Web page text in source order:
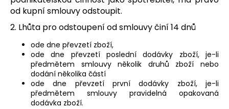
od kupní smlouvy odstoupit.
2. Lhůta pro odstoupení od smlouvy činí 14 dnů
ode dne převzetí zboží,
ode dne převzetí poslední dodávky zboží, je-li
předmětem smlouvy několik druhů zboží nebo
dodání několika částí
ode dne převzetí první dodávky zboží, je-li
předmětem smlouvy pravidelná opakovaná
dodávka zboží.